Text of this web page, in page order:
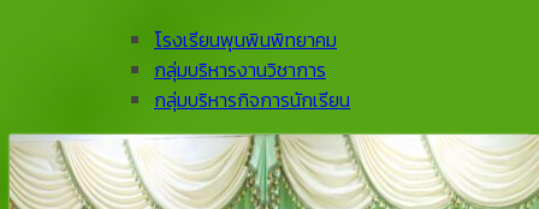
โรงเรียนพุนพินพิทยาคม
กลุ่มบริหารงานวิชาการ
กลุ่มบริหารกิจการนักเรียน